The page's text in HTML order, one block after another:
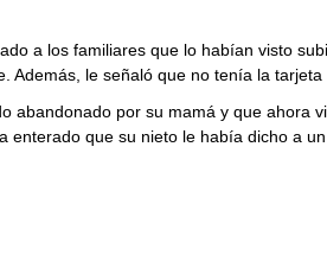
a los familiares que lo habían visto
le señaló que no tenía la tarjeta
abandonado por su mamá y que ahora
que su nieto le había dicho a